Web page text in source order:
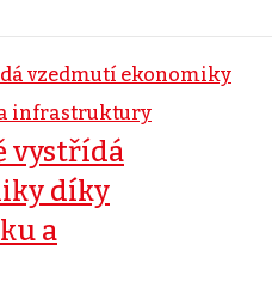
vystřídá
díky
a